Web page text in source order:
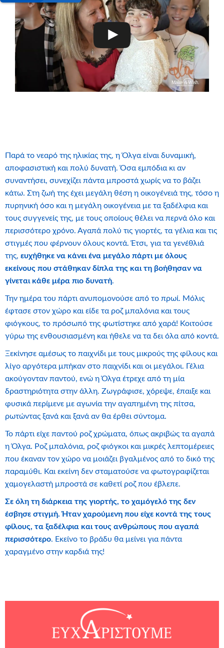
Παρά το νεαρό της ηλικίας της, η Όλγα είναι δυναμική,
αποφασιστική και πολύ δυνατή. Όσα εμπόδια κι αν
συναντήσει, συνεχίζει πάντα μπροστά χωρίς να το βάζει
κάτω. Στη ζωή της έχει μεγάλη θέση η οικογένειά της, τόσο η
πυρηνική όσο και η μεγάλη οικογένεια με τα ξαδέλφια και
τους συγγενείς της, με τους οποίους θέλει να περνά όλο και
περισσότερο χρόνο. Αγαπά πολύ τις γιορτές, τα γέλια και τις
στιγμές που φέρνουν όλους κοντά. Έτσι, για τα γενέθλιά
της, ευχήθηκε να κάνει ένα μεγάλο πάρτι με όλους
εκείνους που στάθηκαν δίπλα της και τη βοήθησαν να
γίνεται κάθε μέρα πιο δυνατή.
Την ημέρα του πάρτι ανυπομονούσε από το πρωί. Μόλις
έφτασε στον χώρο και είδε τα ροζ μπαλόνια και τους
φιόγκους, το πρόσωπό της φωτίστηκε από χαρά! Κοιτούσε
γύρω της ενθουσιασμένη και ήθελε να τα δει όλα από κοντά.
Ξεκίνησε αμέσως το παιχνίδι με τους μικρούς της φίλους και
λίγο αργότερα μπήκαν στο παιχνίδι και οι μεγάλοι. Γέλια
ακούγονταν παντού, ενώ η Όλγα έτρεχε από τη μία
δραστηριότητα στην άλλη. Ζωγράφισε, χόρεψε, έπαιξε και
φυσικά περίμενε με αγωνία την αγαπημένη της πίτσα,
ρωτώντας ξανά και ξανά αν θα έρθει σύντομα.
Το πάρτι είχε παντού ροζ χρώματα, όπως ακριβώς τα αγαπά
η Όλγα. Ροζ μπαλόνια, ροζ φιόγκοι και μικρές λεπτομέρειες
που έκαναν τον χώρο να μοιάζει βγαλμένος από το δικό της
παραμύθι. Και εκείνη δεν σταματούσε να φωτογραφίζεται
χαμογελαστή μπροστά σε καθετί ροζ που έβλεπε.
Σε όλη τη διάρκεια της γιορτής, το χαμόγελό της δεν
έσβησε στιγμή. Ήταν χαρούμενη που είχε κοντά της τους
φίλους, τα ξαδέλφια και τους ανθρώπους που αγαπά
περισσότερο. Εκείνο το βράδυ θα μείνει για πάντα
χαραγμένο στην καρδιά της!